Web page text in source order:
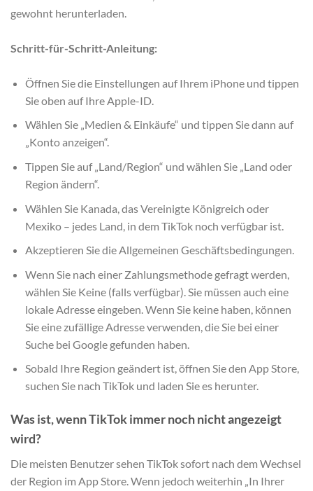
gewohnt herunterladen.
Schritt-für-Schritt-Anleitung:
Öffnen Sie die Einstellungen auf Ihrem iPhone und tippen
Sie oben auf Ihre Apple-ID.
Wählen Sie „Medien & Einkäufe“ und tippen Sie dann auf
„Konto anzeigen“.
Tippen Sie auf „Land/Region“ und wählen Sie „Land oder
Region ändern“.
Wählen Sie Kanada, das Vereinigte Königreich oder
Mexiko – jedes Land, in dem TikTok noch verfügbar ist.
Akzeptieren Sie die Allgemeinen Geschäftsbedingungen.
Wenn Sie nach einer Zahlungsmethode gefragt werden,
wählen Sie Keine (falls verfügbar). Sie müssen auch eine
lokale Adresse eingeben. Wenn Sie keine haben, können
Sie eine zufällige Adresse verwenden, die Sie bei einer
Suche bei Google gefunden haben.
Sobald Ihre Region geändert ist, öffnen Sie den App Store,
suchen Sie nach TikTok und laden Sie es herunter.
Was ist, wenn TikTok immer noch nicht angezeigt
wird?
Die meisten Benutzer sehen TikTok sofort nach dem Wechsel
der Region im App Store. Wenn jedoch weiterhin „In Ihrer